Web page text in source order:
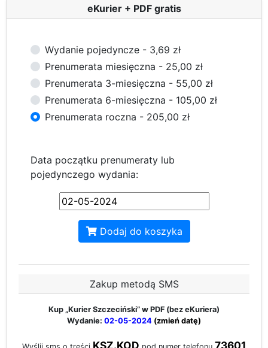
eKurier + PDF gratis
Wydanie pojedyncze - 3,69 zł
Prenumerata miesięczna - 25,00 zł
Prenumerata 3-miesięczna - 55,00 zł
Prenumerata 6-miesięczna - 105,00 zł
Prenumerata roczna - 205,00 zł
Data początku prenumeraty lub
pojedynczego wydania:
Dodaj do koszyka
Zakup metodą SMS
Kup „Kurier Szczeciński” w PDF (bez eKuriera)
Wydanie: 02-05-2024 (zmień datę)
KSZ.KOD 73601